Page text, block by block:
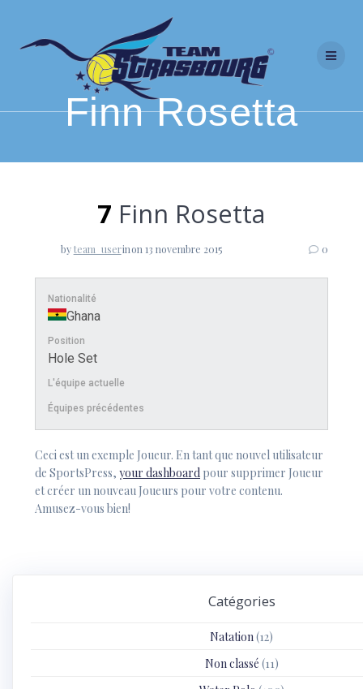
Finn Rosetta
7 Finn Rosetta
byteam_userinon 13 novembre 2015 0
Nationalité
Ghana
Position
Hole Set
L'équipe actuelle
Équipes précédentes
Ceci est un exemple Joueur. En tant que nouvel utilisateur
de SportsPress, your dashboard pour supprimer Joueur
et créer un nouveau Joueurs pour votre contenu.
Amusez-vous bien!
Catégories
Natation (12)
Non classé (11)